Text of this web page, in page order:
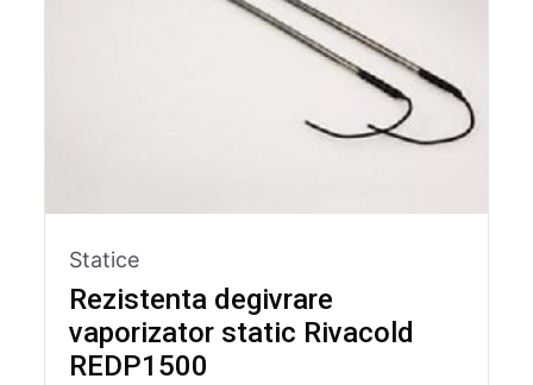
Statice
Rezistenta degivrare
vaporizator static Rivacold
REDP1500